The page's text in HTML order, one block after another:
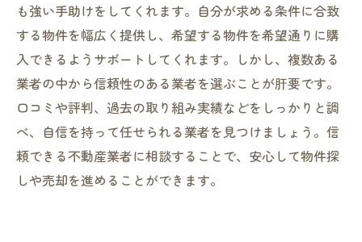
も強い手助けをしてくれます。自分が求める条件に合致
する物件を幅広く提供し、希望する物件を希望通りに購
入できるようサポートしてくれます。しかし、複数ある
業者の中から信頼性のある業者を選ぶことが肝要です。
口コミや評判、過去の取り組み実績などをしっかりと調
べ、自信を持って任せられる業者を見つけましょう。信
頼できる不動産業者に相談することで、安心して物件探
しや売却を進めることができます。